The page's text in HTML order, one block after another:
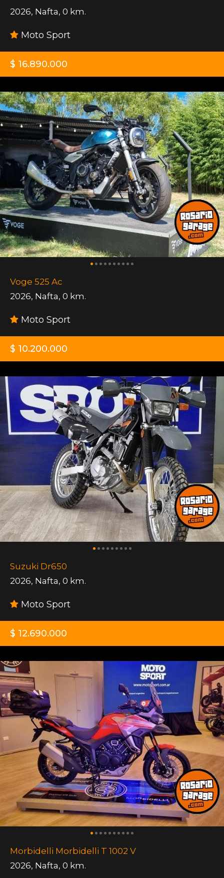
2026, Nafta, 0 km.
Moto Sport
$ 16.890.000
Voge 525 Ac
2026, Nafta, 0 km.
Moto Sport
$ 10.200.000
Suzuki Dr650
2026, Nafta, 0 km.
Moto Sport
$ 12.690.000
Morbidelli Morbidelli T 1002 V
2026, Nafta, 0 km.